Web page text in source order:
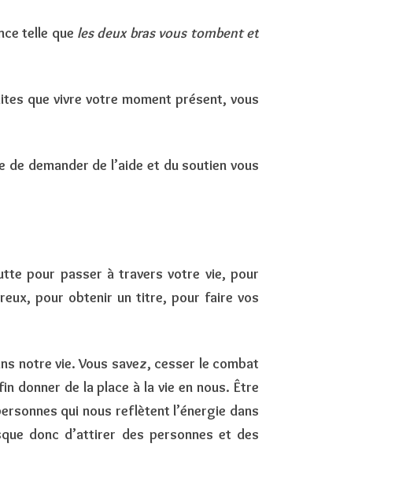
telle que les deux bras vous tombent et
que vivre votre moment présent, vous
demander de l’aide et du soutien vous
pour passer à travers votre vie, pour
pour obtenir un titre, pour faire vos
notre vie. Vous savez, cesser le combat
donner de la place à la vie en nous. Être
qui nous reflètent l’énergie dans
donc d’attirer des personnes et des